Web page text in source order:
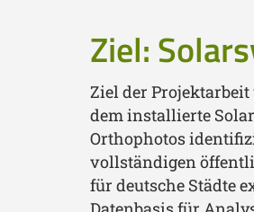
Ziel:
Ziel der
dem installierte
Orthophotos
vollständigen
für deutsche Städte